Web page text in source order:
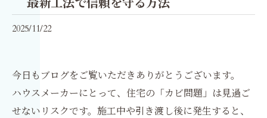
最新工法で信頼を守る方法
2025/11/22
今日もブログをご覧いただきありがとうございます。
ハウスメーカーにとって、住宅の「カビ問題」は見過ご
せないリスクです。施工中や引き渡し後に発生すると、